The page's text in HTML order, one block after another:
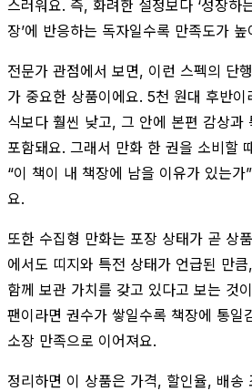
스러워요. 즉, 화려한 설정보다 ‘성장하
장’에 반응하는 독자일수록 만족도가
전문가 관점에서 보면, 이런 스펙의 단
가 중요한 상품이에요. 5천 원대 후반
식보다 훨씬 낮고, 그 안에 본편 감상과
포함돼요. 그래서 만화 한 권을 소비할
“이 책이 내 책장에 남을 이유가 있는
요.
또한 수집형 만화는 포장 상태가 곧 상
에서도 띠지와 특전 상태가 언급된 만
함께 보관 가치를 갖고 있다고 보는 것
팬이라면 권수가 쌓일수록 책장에 통일
소장 만족으로 이어져요.
정리하면 이 상품은 가격, 할인율, 배송